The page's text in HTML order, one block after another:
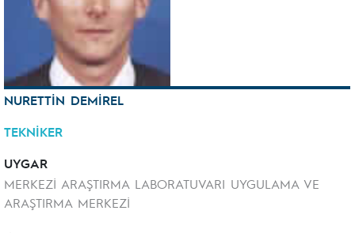
NURETTİN DEMİREL
TEKNİKER
UYGAR
MERKEZİ ARAŞTIRMA LABORATUVARI UYGULAMA VE
ARAŞTIRMA MERKEZİ